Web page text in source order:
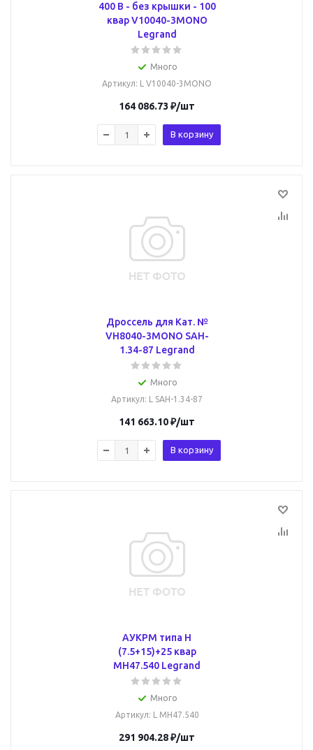
400 В - без крышки - 100
квар V10040-3MONO
Legrand
Много
Артикул: L V10040-3MONO
164 086.73 ₽/шт
В корзину
Дроссель для Кат. №
VH8040-3MONO SAH-
1.34-87 Legrand
Много
Артикул: L SAH-1.34-87
141 663.10₽/шт
В корзину
АУКРМ типа H
(7.5+15)+25 квар
MH47.540 Legrand
Много
Артикул: L MH47.540
291 904.28₽/шт